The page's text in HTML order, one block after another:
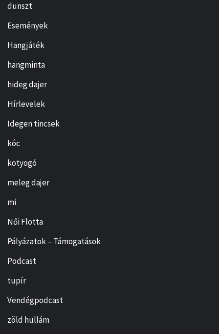
dunszt
Események
Hangjáték
hangminta
hideg dajer
Hírlevelek
Idegen tincsek
kóc
kotyogó
meleg dajer
mi
Női Flotta
Pályázatok – Támogatások
Podcast
tupír
Vendégpodcast
zöld hullám